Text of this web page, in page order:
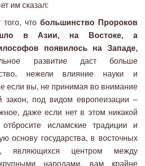
им сказал:
того, что большинство Пророков
в Азии, на Востоке, а
появилось на Западе,
развитие даст больше
нежели влияние науки и
если вы, не принимая во внимание
закон, под видом европеизации –
даже если нет в этом никакой
исламские традиции и
основу государства, в восточных
являющихся центром между
народами, вам крайне